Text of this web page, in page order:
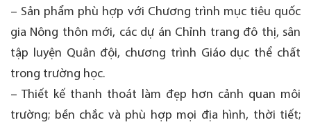
– Sản phẩm phù hợp với Chương trình mục tiêu quốc
gia Nông thôn mới, các dự án Chỉnh trang đô thị, sân
tập luyện Quân đội, chương trình Giáo dục thể chất
trong trường học.
– Thiết kế thanh thoát làm đẹp hơn cảnh quan môi
trường; bền chắc và phù hợp mọi địa hình, thời tiết;